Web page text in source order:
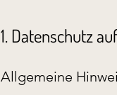
1. Datenschutz
Allgemeine